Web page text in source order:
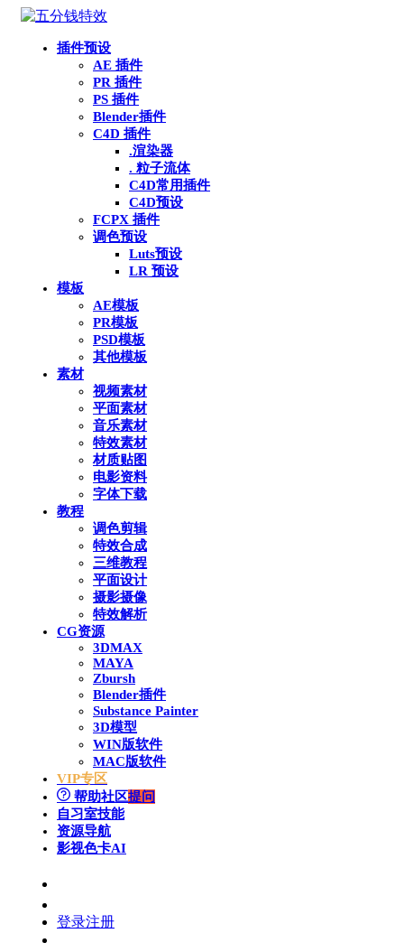
插件预设
AE 插件
PR 插件
PS 插件
Blender插件
C4D 插件
.渲染器
. 粒子流体
C4D常用插件
C4D预设
FCPX 插件
调色预设
Luts预设
LR 预设
模板
AE模板
PR模板
PSD模板
其他模板
素材
视频素材
平面素材
音乐素材
特效素材
材质贴图
电影资料
字体下载
教程
调色剪辑
特效合成
三维教程
平面设计
摄影摄像
特效解析
CG资源
3DMAX
MAYA
Zbursh
Blender插件
Substance Painter
3D模型
WIN版软件
MAC版软件
VIP专区
帮助社区提问
自习室技能
资源导航
影视色卡AI
登录注册